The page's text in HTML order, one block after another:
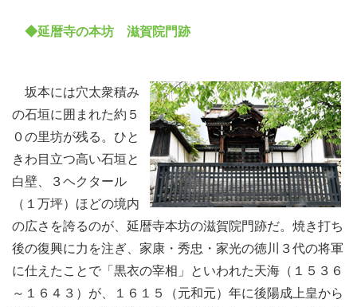
◆延暦寺の本坊 滋賀院門跡
坂本には穴太衆積み
の石垣に囲まれた約５
０の里坊が残る。ひと
きわ目立つ高い石垣と
白壁、３ヘクタール
（１万坪）ほどの境内
の広さを誇るのが、延暦寺本坊の滋賀院門跡だ。焼き打ち
後の復興に力を注ぎ、家康・秀忠・家光の徳川３代の将軍
に仕えたことで「黒衣の宰相」といわれた天海（１５３６
～１６４３）が、１６１５（元和元）年に後陽成上皇から